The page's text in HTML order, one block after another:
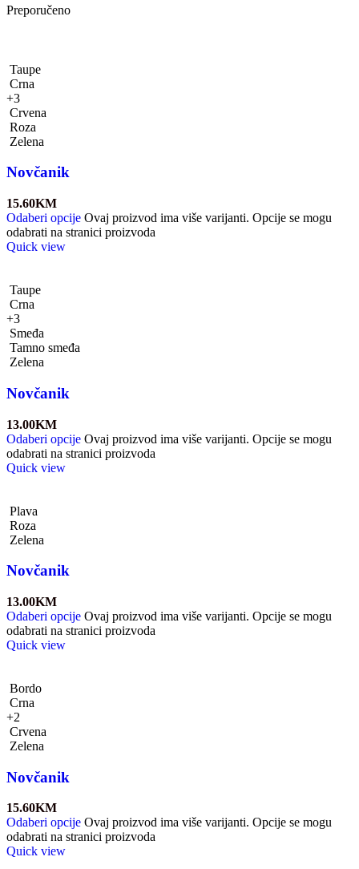
Preporučeno
Taupe
Crna
+3
Crvena
Roza
Zelena
Novčanik
15.60KM
Odaberi opcije Ovaj proizvod ima više varijanti. Opcije se mogu
odabrati na stranici proizvoda
Quick view
Taupe
Crna
+3
Smeđa
Tamno smeđa
Zelena
Novčanik
13.00KM
Odaberi opcije Ovaj proizvod ima više varijanti. Opcije se mogu
odabrati na stranici proizvoda
Quick view
Plava
Roza
Zelena
Novčanik
13.00KM
Odaberi opcije Ovaj proizvod ima više varijanti. Opcije se mogu
odabrati na stranici proizvoda
Quick view
Bordo
Crna
+2
Crvena
Zelena
Novčanik
15.60KM
Odaberi opcije Ovaj proizvod ima više varijanti. Opcije se mogu
odabrati na stranici proizvoda
Quick view